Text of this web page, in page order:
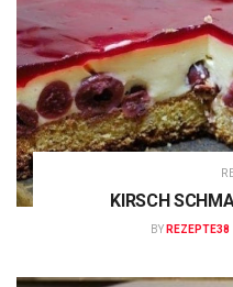
KIRSCH
BY REZEPTE38